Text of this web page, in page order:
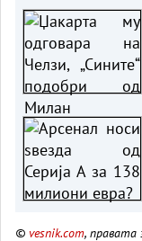
© vesnik.com, правата